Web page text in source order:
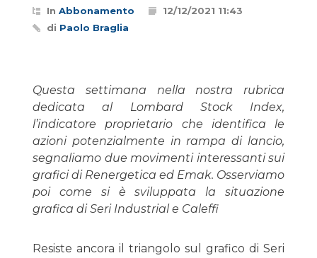
In Abbonamento
12/12/2021 11:43
di Paolo Braglia
Questa settimana nella nostra rubrica
dedicata al Lombard Stock Index,
l’indicatore proprietario che identifica le
azioni potenzialmente in rampa di lancio,
segnaliamo due movimenti interessanti sui
grafici di Renergetica ed Emak. Osserviamo
poi come si è sviluppata la situazione
grafica di Seri Industrial e Caleffi
Resiste ancora il triangolo sul grafico di Seri